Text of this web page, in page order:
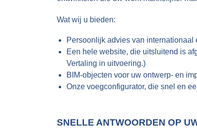
Wat wij u bieden:
Persoonlijk advies van
Een hele website, die uitsluitend is
Vertaling in uitvoering.)
BIM-objecten voor uw ontwerp- en
Onze voegconfigurator, die snel en
SNELLE ANTWOORDEN OP